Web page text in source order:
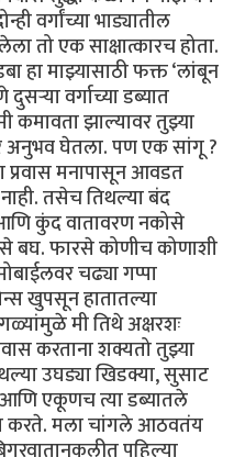
वर्गांच्या भाड्यातील
तो एक साक्षात्कारच होता.
हा माझ्यासाठी फक्त ‘लांबून
वर्गाच्या डब्यात
कमावता झाल्यावर तुझ्या
अनुभव घेतला. पण एक सांगू ?
प्रवास मनापासून आवडत
तसेच तिथल्या बंद
कुंद वातावरण नकोसे
बघ. फारसे कोणीच कोणाशी
चढ्या गप्पा
खुपसून हातातल्या
मी तिथे अक्षरशः
करताना शक्यतो तुझ्या
उघड्या खिडक्या, सुसाट
आणि एकूणच त्या डब्यातले
करते. मला चांगले आठवतंय